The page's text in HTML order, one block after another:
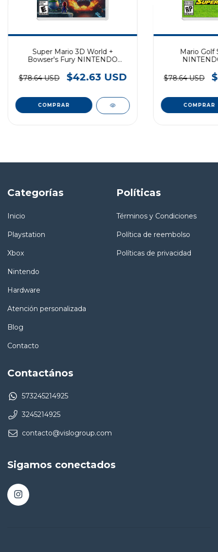
Super Mario 3D World +
Bowser's Fury NINTENDO
$78.64 USD
$42.63 USD
Mario Golf
$78.64 USD
Categorías
Inicio
Playstation
Xbox
Nintendo
Hardware
Atención personalizada
Blog
Contacto
Políticas
Términos y Condiciones
Política de reembolso
Políticas de privacidad
Contactános
573245214925
3245214925
contacto@vislogroup.com
Sigamos conectados